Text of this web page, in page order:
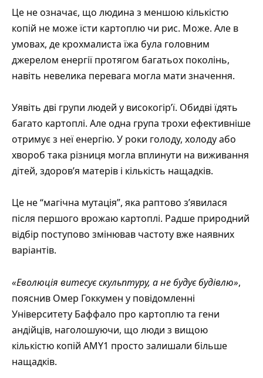
Це не означає, що людина з меншою кількістю
копій не може їсти картоплю чи рис. Може. Але в
умовах, де крохмалиста їжа була головним
джерелом енергії протягом багатьох поколінь,
навіть невелика перевага могла мати значення.
Уявіть дві групи людей у високогір’ї. Обидві їдять
багато картоплі. Але одна група трохи ефективніше
отримує з неї енергію. У роки голоду, холоду або
хвороб така різниця могла вплинути на виживання
дітей, здоров’я матерів і кількість нащадків.
Це не “магічна мутація”, яка раптово з’явилася
після першого врожаю картоплі. Радше природний
відбір поступово змінював частоту вже наявних
варіантів.
«Еволюція витесує скульптуру, а не будує будівлю»,
пояснив Омер Гоккумен у повідомленні
Університету Баффало про картоплю та гени
андійців, наголошуючи, що люди з вищою
кількістю копій AMY1 просто залишали більше
нащадків.